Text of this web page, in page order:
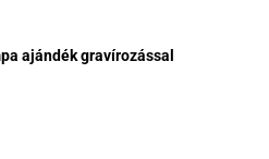
ajándék gravírozással